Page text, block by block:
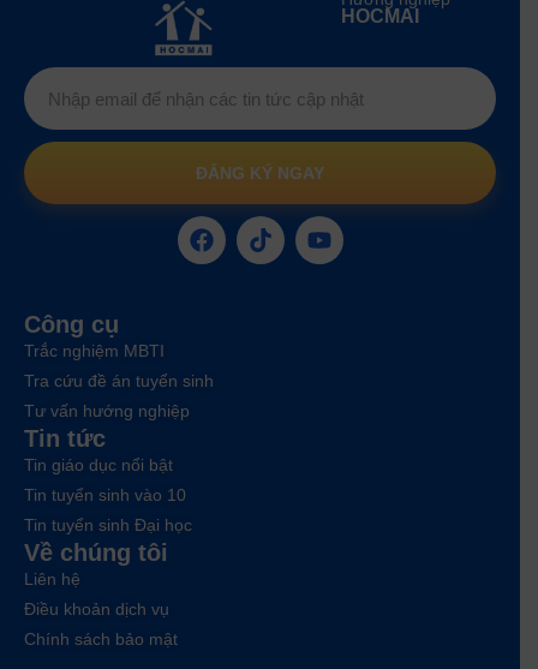
HOCMAI
ĐĂNG KÝ NGAY
Công cụ
Trắc nghiệm MBTI
Tra cứu đề án tuyển sinh
Tư vấn hướng nghiệp
Tin tức
Tin giáo dục nổi bật
Tin tuyển sinh vào 10
Tin tuyển sinh Đại học
Về chúng tôi
Liên hệ
Điều khoản dịch vụ
Chính sách bảo mật